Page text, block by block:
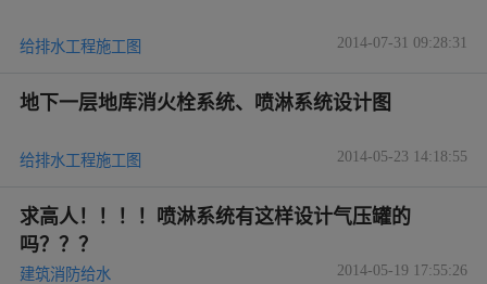
给排水工程施工图 2014-07-31 09:28:31
地下一层地库消火栓系统、喷淋系统设计图
给排水工程施工图 2014-05-23 14:18:55
求高人！！！！喷淋系统有这样设计气压罐的
吗？？？
建筑消防给水 2014-05-19 17:55:26